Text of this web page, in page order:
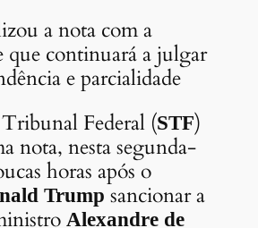
a nota com a
que continuará a julgar
e parcialidade
Federal (STF)
nota, nesta segunda-
horas após o
Trump sancionar a
Alexandre de